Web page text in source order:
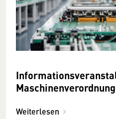
Weiterlesen